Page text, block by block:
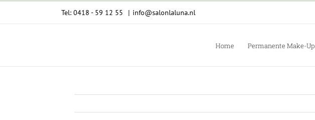
Tel: 0418 - 59 12 55 | info@salonlaluna.nl
Home Permanente Make-Up